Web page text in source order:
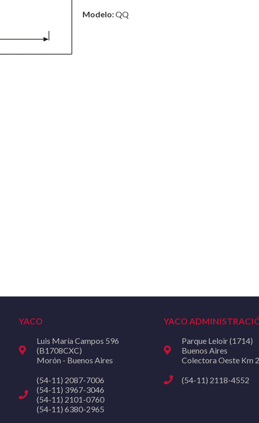
Modelo:QQ
YACO
Luis María Campos 596
(B1708CXC)
Morón - Buenos Aires
(54-11) 2087-7006
(54-11) 3967-3046
(54-11) 2101-0760
(54-11) 6380-2965
YACO
Parque Leloir (1714)
Buenos Aires
Colectora Oeste Km
(54-11) 2118-4552